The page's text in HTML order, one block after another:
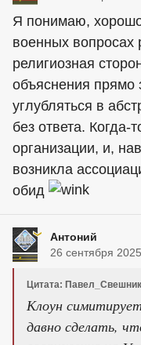
Я понимаю,
военных вопросах
религиозная
объяснения прямо
углубляться в
без ответа. Когда-
организации, и,
возникла
обид
Антоний
26 сентября
Цитата:
Клоун
давно сделать,